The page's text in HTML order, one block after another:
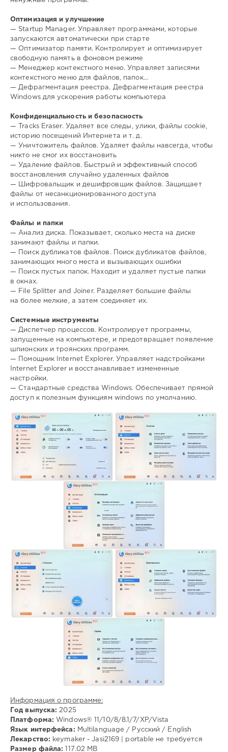
Оптимизация и улучшение
— Startup Manager. Управляет программами, которые
запускаются автоматически при старте
— Оптимизатор памяти. Контролирует и оптимизирует
свободную память в фоновом режиме
— Менеджер контекстного меню. Управляет записями
контекстного меню для файлов, папок…
— Дефрагментация реестра. Дефрагментация реестра
Windows для ускорения работы компьютера
Конфиденциальность и безопасность
— Tracks Eraser. Удаляет все следы, улики, файлы cookie,
историю посещений Интернета и т. д.
— Уничтожитель файлов. Удаляет файлы навсегда, чтобы
никто не смог их восстановить
— Удаление файлов. Быстрый и эффективный способ
восстановления случайно удаленных файлов
— Шифровальщик и дешифровщик файлов. Защищает
файлы от несанкционированного доступа
и использования.
Файлы и папки
— Анализ диска. Показывает, сколько места на диске
занимают файлы и папки.
— Поиск дубликатов файлов. Поиск дубликатов файлов,
занимающих много места и вызывающих ошибки
— Поиск пустых папок. Находит и удаляет пустые папки
в окнах.
— File Splitter and Joiner. Разделяет большие файлы
на более мелкие, а затем соединяет их.
Системные инструменты
— Диспетчер процессов. Контролирует программы,
запущенные на компьютере, и предотвращает появление
шпионских и троянских программ.
— Помощник Internet Explorer. Управляет надстройками
Internet Explorer и восстанавливает измененные
настройки.
— Стандартные средства Windows. Обеспечивает прямой
доступ к полезным функциям windows по умолчанию.
Информация о программе:
Год выпуска: 2025
Платформа: Windows® 11/10/8/8.1/7/XP/Vista
Язык интерфейса: Multilanguage / Русский / English
Лекарство: keymaker - Jasi2169 | portable не требуется
Размер файла:
117.02 MB